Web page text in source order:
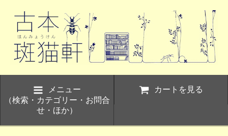
メニュー
（検索・カテゴリー・お問合
せ・ほか）
カートを見る